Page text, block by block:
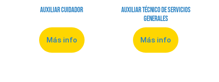
Auxiliar Cuidador
Más info
Auxiliar Técnico de Servicios
Generales
Más info